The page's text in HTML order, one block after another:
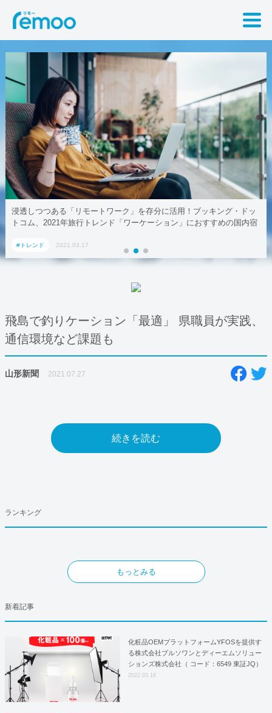
ッキング・ドッ
すすめの国内宿
テレワークでも取引先に贈れる「リモート手土産」
#トレンド
飛島で釣りケーション「最適」 県職員が実践、
通信環境など課題も
山形新聞 2021.07.27
続きを読む
ランキング
もっとみる
新着記事
化粧品OEMプラットフォームYFOSを提供す
る株式会社プルソワンとディーエムソリュー
ションズ株式会社（ コード：6549 東証JQ）
はYFOSにおけるロジスティクスパートナー
2022.03.16